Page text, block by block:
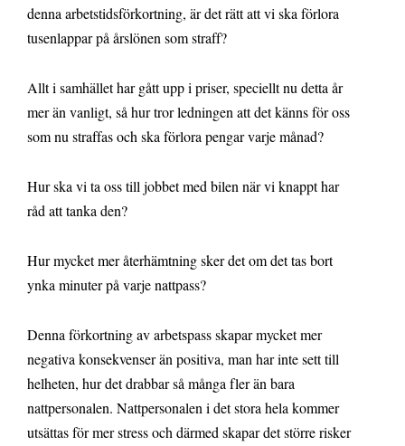
denna arbetstidsförkortning, är det rätt att vi ska förlora
tusenlappar på årslönen som straff?
Allt i samhället har gått upp i priser, speciellt nu detta år
mer än vanligt, så hur tror ledningen att det känns för oss
som nu straffas och ska förlora pengar varje månad?
Hur ska vi ta oss till jobbet med bilen när vi knappt har
råd att tanka den?
Hur mycket mer återhämtning sker det om det tas bort
ynka minuter på varje nattpass?
Denna förkortning av arbetspass skapar mycket mer
negativa konsekvenser än positiva, man har inte sett till
helheten, hur det drabbar så många fler än bara
nattpersonalen. Nattpersonalen i det stora hela kommer
utsättas för mer stress och därmed skapar det större risker